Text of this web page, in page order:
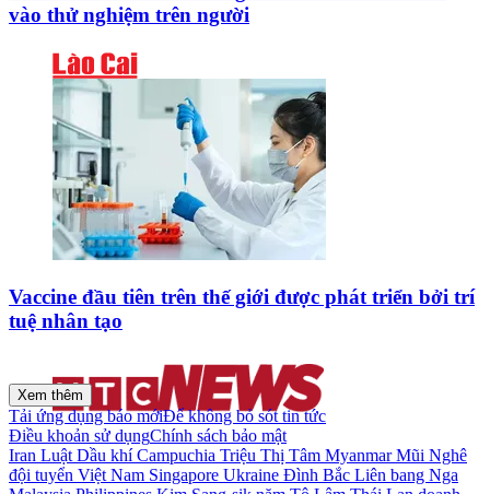
vào thử nghiệm trên người
Vaccine đầu tiên trên thế giới được phát triển bởi trí
tuệ nhân tạo
Xem thêm
Tải ứng dụng báo mớiĐể không bỏ sót tin tức
Điều khoản sử dụngChính sách bảo mật
Iran Luật Dầu khí Campuchia Triệu Thị Tâm Myanmar Mũi Nghê
đội tuyển Việt Nam Singapore Ukraine Đình Bắc Liên bang Nga